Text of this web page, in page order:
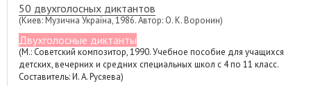
50 двухголосных диктантов
(Киев: Музична Україна, 1986. Автор: О. К. Воронин)
Двухголосные диктанты
(М.: Советский композитор, 1990. Учебное пособие для учащихся
детских, вечерних и средних специальных школ с 4 по 11 класс.
Составитель: И. А. Русяева)